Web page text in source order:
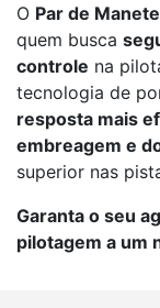
O Par de
quem busca
controle na
tecnologia de
resposta mais
embreagem e
superior nas
Garanta o seu
pilotagem a um